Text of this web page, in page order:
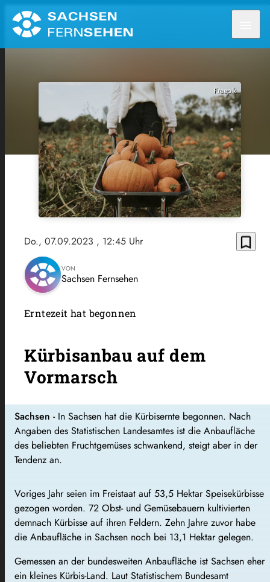
Freepik
Do., 07.09.2023 , 12:45 Uhr bookmark_border
VON
Sachsen Fernsehen
Erntezeit hat begonnen
Kürbisanbau auf dem
Vormarsch
Sachsen - In Sachsen hat die Kürbisernte begonnen. Nach
Angaben des Statistischen Landesamtes ist die Anbaufläche
des beliebten Fruchtgemüses schwankend, steigt aber in der
Tendenz an.
Voriges Jahr seien im Freistaat auf 53,5 Hektar Speisekürbisse
gezogen worden. 72 Obst- und Gemüsebauern kultivierten
demnach Kürbisse auf ihren Feldern. Zehn Jahre zuvor habe
die Anbaufläche in Sachsen noch bei 13,1 Hektar gelegen.
Gemessen an der bundesweiten Anbaufläche ist Sachsen eher
ein kleines Kürbis-Land. Laut Statistischem Bundesamt